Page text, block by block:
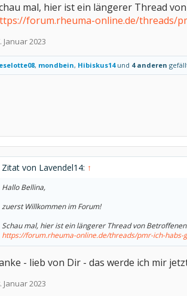
mal, hier ist ein längerer Thread
forum.rheuma-online.de/threads/
Januar 2023
, mondbein, Hibiskus14und 4 anderen
Zitat von Lavendel14: ↑
Hallo Bellina,
zuerst Willkommen im Forum!
Schau mal, hier ist ein längerer Thread von
https://forum.rheuma-online.de/threads/pmr-ich-
- lieb von Dir - das werde ich mir
Januar 2023